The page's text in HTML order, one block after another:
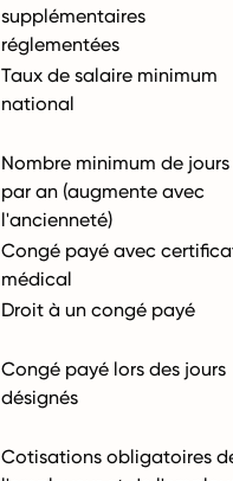
supplémentaires
réglementées
Taux de salaire minimum
national
Nombre minimum de jours
par an (augmente avec
l'ancienneté)
Congé payé avec
médical
Droit à un congé payé
Congé payé lors des jours
désignés
Cotisations obligatoires